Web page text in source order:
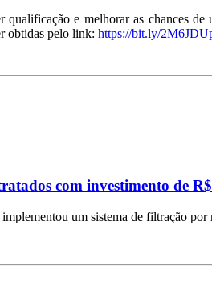
e melhorar as chances
obtidas pelo link: https://bit.ly/
com investimento de
um sistema de filtração por